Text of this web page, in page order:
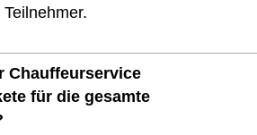
Chauffeurservice
für die gesamte